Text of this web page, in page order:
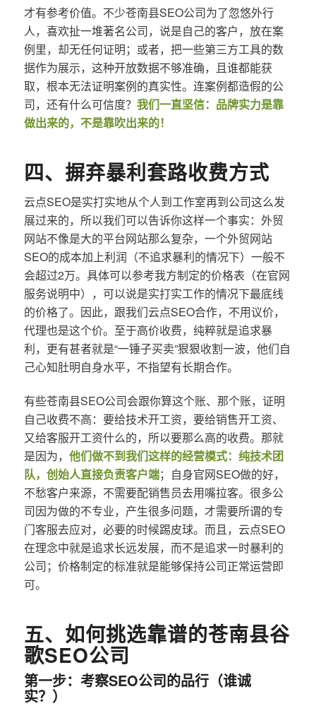
才有参考价值。不少苍南县SEO公司为了忽悠外行
人，喜欢扯一堆著名公司，说是自己的客户，放在案
例里，却无任何证明；或者，把一些第三方工具的数
据作为展示，这种开放数据不够准确，且谁都能获
取，根本无法证明案例的真实性。连案例都造假的公
司，还有什么可信度？ 我们一直坚信：品牌实力是靠
做出来的，不是靠吹出来的！
四、摒弃暴利套路收费方式
云点SEO是实打实地从个人到工作室再到公司这么发
展过来的，所以我们可以告诉你这样一个事实：外贸
网站不像是大的平台网站那么复杂，一个外贸网站
SEO的成本加上利润（不追求暴利的情况下）一般不
会超过2万。具体可以参考我方制定的价格表（在官网
服务说明中），可以说是实打实工作的情况下最底线
的价格了。因此，跟我们云点SEO合作，不用议价，
代理也是这个价。至于高价收费，纯粹就是追求暴
利，更有甚者就是“一锤子买卖”狠狠收割一波，他们自
己心知肚明自身水平，不指望有长期合作。
有些苍南县SEO公司会跟你算这个账、那个账，证明
自己收费不高：要给技术开工资，要给销售开工资、
又给客服开工资什么的，所以要那么高的收费。那就
是因为， 他们做不到我们这样的经营模式：纯技术团
队，创始人直接负责客户端；自身官网SEO做的好，
不愁客户来源，不需要配销售员去用嘴拉客。很多公
司因为做的不专业，产生很多问题，才需要所谓的专
门客服去应对，必要的时候踢皮球。而且，云点SEO
在理念中就是追求长远发展，而不是追求一时暴利的
公司；价格制定的标准就是能够保持公司正常运营即
可。
五、如何挑选靠谱的苍南县谷
歌SEO公司
第一步：考察SEO公司的品行（谁诚
实？）